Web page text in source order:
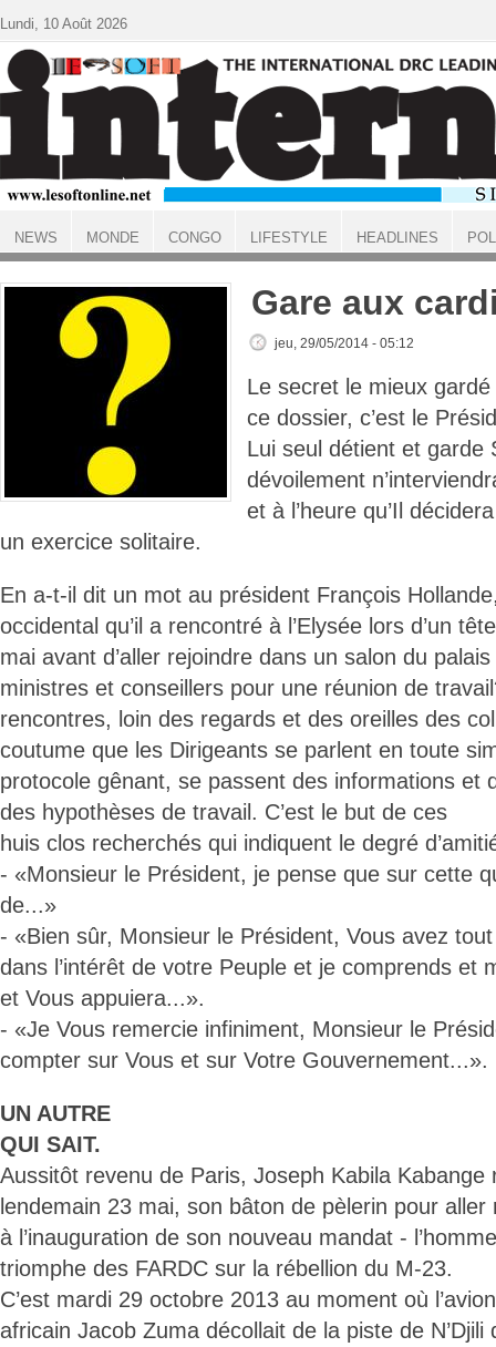
ACCUEIL
Gare aux
jeu, 29/05/2014 - 05:12
Le secret le mieux
ce dossier, c’est le
Lui seul détient et garde
dévoilement
et à l’heure qu’Il
un exercice solitaire.
En a-t-il dit un mot au président François
occidental qu’il a rencontré à l’Elysée lors d’un
mai avant d’aller rejoindre dans un salon du
ministres et conseillers pour une réunion de
rencontres, loin des regards et des oreilles des
coutume que les Dirigeants se parlent en toute
protocole gênant, se passent des informations et
des hypothèses de travail. C’est le but de ces
huis clos recherchés qui indiquent le degré
- «Monsieur le Président, je pense que sur cette
de...»
- «Bien sûr, Monsieur le Président, Vous avez
dans l’intérêt de votre Peuple et je comprends et
et Vous appuiera...».
- «Je Vous remercie infiniment, Monsieur le
compter sur Vous et sur Votre Gouvernement...».
UN AUTRE
QUI SAIT.
Aussitôt revenu de Paris, Joseph Kabila Kabange
lendemain 23 mai, son bâton de pèlerin pour
à l’inauguration de son nouveau mandat -
triomphe des FARDC sur la rébellion du M-23.
C’est mardi 29 octobre 2013 au moment où
africain Jacob Zuma décollait de la piste de N’Djili
Lundi, 10 Août 2026
NEWS MONDE CONGO LIFESTYLE HEADLINES